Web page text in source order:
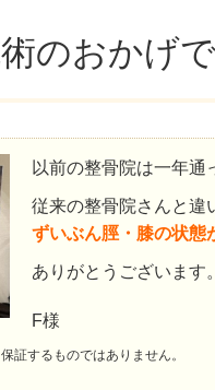
のおかげ
以前の整骨院は一年通
従来の整骨院さんと違
ずいぶん脛・膝の状態
ありがとうございます。
F様
証するものではありません。